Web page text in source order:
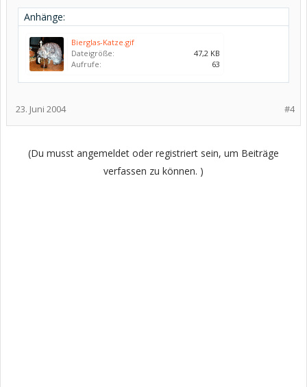
Anhänge:
Bierglas-Katze.gif
Dateigröße:
47,2 KB
Aufrufe:
63
#4
23. Juni 2004
(Du musst angemeldet oder registriert sein, um Beiträge
verfassen zu können. )